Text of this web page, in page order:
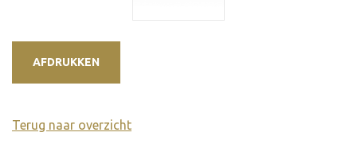
AFDRUKKEN
Terug naar overzicht